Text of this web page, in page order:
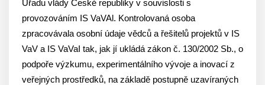
Úřadu vlády České republiky v souvislosti s
provozováním IS VaVAl. Kontrolovaná osoba
zpracovávala osobní údaje vědců a řešitelů projektů v IS
VaV a IS VaVaI tak, jak jí ukládá zákon č. 130/2002 Sb., o
podpoře výzkumu, experimentálního vývoje a inovací z
veřejných prostředků, na základě postupně uzavíraných